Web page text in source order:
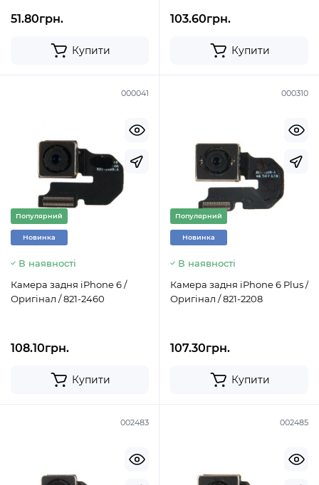
51.80грн.
Купити
103.60грн.
Купити
000041
Популярний
Новинка
В наявності
Камера задня iPhone 6 /
Оригінал / 821-2460
108.10грн.
Купити
000310
Популярний
Новинка
В наявності
Камера задня iPhone 6 Plus /
Оригінал / 821-2208
107.30грн.
Купити
002483 002485